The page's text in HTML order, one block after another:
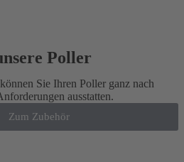
Poller
Sie Ihren Poller ganz nach
ausstatten.
Zum Zubehör